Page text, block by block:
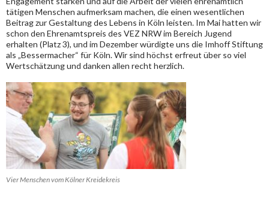
tätigen Menschen aufmerksam machen, die einen wesentlichen
Beitrag zur Gestaltung des Lebens in Köln leisten. Im Mai hatten wir
schon den Ehrenamtspreis des VEZ NRW im Bereich Jugend
erhalten (Platz 3), und im Dezember würdigte uns die Imhoff Stiftung
als „Bessermacher“ für Köln. Wir sind höchst erfreut über so viel
Wertschätzung und danken allen recht herzlich.
Vier Menschen vom Kölner Kreidekreis